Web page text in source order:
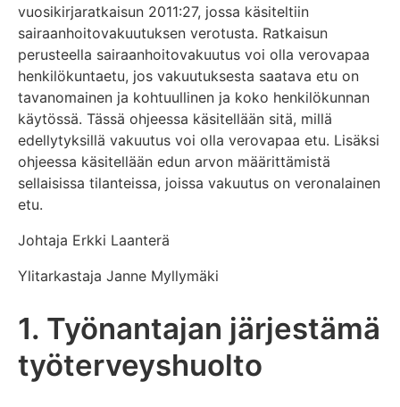
vuosikirjaratkaisun 2011:27, jossa käsiteltiin
sairaanhoitovakuutuksen verotusta. Ratkaisun
perusteella sairaanhoitovakuutus voi olla verovapaa
henkilökuntaetu, jos vakuutuksesta saatava etu on
tavanomainen ja kohtuullinen ja koko henkilökunnan
käytössä. Tässä ohjeessa käsitellään sitä, millä
edellytyksillä vakuutus voi olla verovapaa etu. Lisäksi
ohjeessa käsitellään edun arvon määrittämistä
sellaisissa tilanteissa, joissa vakuutus on veronalainen
etu.
Johtaja Erkki Laanterä
Ylitarkastaja Janne Myllymäki
1. Työnantajan järjestämä
työterveyshuolto